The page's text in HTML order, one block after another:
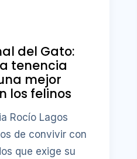
del Gato:
tenencia
mejor
los felinos
Rocío Lagos
de convivir con
que exige su